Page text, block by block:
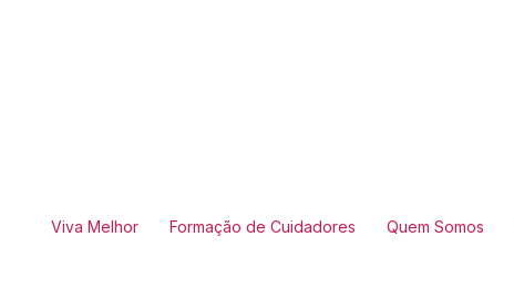
Viva Melhor Formação de Cuidadores Quem Somos